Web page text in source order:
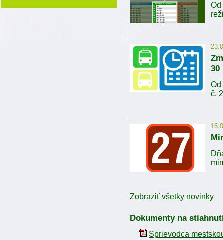
Od
30
Od
č.
Zobraziť všetky novinky
Dokumenty na
Sprievodca